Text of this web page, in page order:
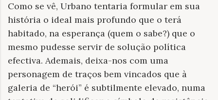
Como se vê, Urbano tentaria formular em sua
história o ideal mais profundo que o terá
habitado, na esperança (quem o sabe?) que o
mesmo pudesse servir de solução política
efectiva. Ademais, deixa-nos com uma
personagem de traços bem vincados que à
galeria de “herói” é subtilmente elevado, numa